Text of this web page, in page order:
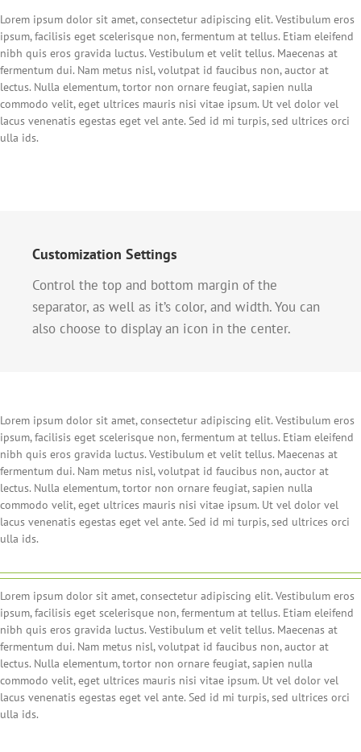
Lorem ipsum dolor sit amet, consectetur adipiscing elit. Vestibulum eros
ipsum, facilisis eget scelerisque non, fermentum at tellus. Etiam eleifend
nibh quis eros gravida luctus. Vestibulum et velit tellus. Maecenas at
fermentum dui. Nam metus nisl, volutpat id faucibus non, auctor at
lectus. Nulla elementum, tortor non ornare feugiat, sapien nulla
commodo velit, eget ultrices mauris nisi vitae ipsum. Ut vel dolor vel
lacus venenatis egestas eget vel ante. Sed id mi turpis, sed ultrices orci
ulla ids.
Customization Settings
Control the top and bottom margin of the
separator, as well as it’s color, and width. You can
also choose to display an icon in the center.
Lorem ipsum dolor sit amet, consectetur adipiscing elit. Vestibulum eros
ipsum, facilisis eget scelerisque non, fermentum at tellus. Etiam eleifend
nibh quis eros gravida luctus. Vestibulum et velit tellus. Maecenas at
fermentum dui. Nam metus nisl, volutpat id faucibus non, auctor at
lectus. Nulla elementum, tortor non ornare feugiat, sapien nulla
commodo velit, eget ultrices mauris nisi vitae ipsum. Ut vel dolor vel
lacus venenatis egestas eget vel ante. Sed id mi turpis, sed ultrices orci
ulla ids.
Lorem ipsum dolor sit amet, consectetur adipiscing elit. Vestibulum eros
ipsum, facilisis eget scelerisque non, fermentum at tellus. Etiam eleifend
nibh quis eros gravida luctus. Vestibulum et velit tellus. Maecenas at
fermentum dui. Nam metus nisl, volutpat id faucibus non, auctor at
lectus. Nulla elementum, tortor non ornare feugiat, sapien nulla
commodo velit, eget ultrices mauris nisi vitae ipsum. Ut vel dolor vel
lacus venenatis egestas eget vel ante. Sed id mi turpis, sed ultrices orci
ulla ids.